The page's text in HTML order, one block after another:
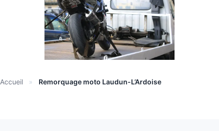
Accueil » Remorquage moto Laudun-L’Ardoise